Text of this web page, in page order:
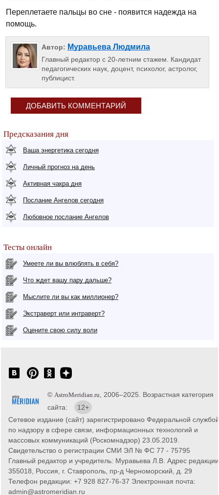
Переплетаете пальцы во сне - появится надежда на
помощь.
Автор: Муравьева Людмила
Главный редактор с 20-летним стажем. Кандидат
педагогических наук, доцент, психолог, астролог,
публицист.
ДОБАВИТЬ КОММЕНТАРИЙ
Предсказания дня
Ваша энергетика сегодня
Личный прогноз на день
Активная чакра дня
Послание Ангелов сегодня
Любовное послание Ангелов
Тесты онлайн
Умеете ли вы влюблять в себя?
Что ждет вашу пару дальше?
Мыслите ли вы как миллионер?
Экстраверт или интраверт?
Оцените свою силу воли
© AstroMeridian.ru , 2006–2025. Возрастная категория
сайта:
12+
Сетевое издание (сайт) зарегистрировано Федеральной службой
по надзору в сфере связи, информационных технологий и
массовых коммуникаций (Роскомнадзор) 23.05.2019.
Свидетельство о регистрации СМИ ЭЛ № ФС 77 - 75795
Главный редактор и учредитель: Муравьева Л.В. Адрес
355018, Россия, г. Ставрополь, пр-д Черноморский, д. 29
Телефон редакции: +7 928 827-76-37 Электронная почта:
admin@astromeridian.ru